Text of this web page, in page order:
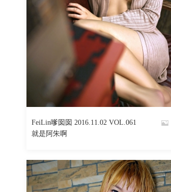
623 阅读 回复
By
FeiLin嗲囡囡 2016.11.02 VOL.061
就是阿朱啊